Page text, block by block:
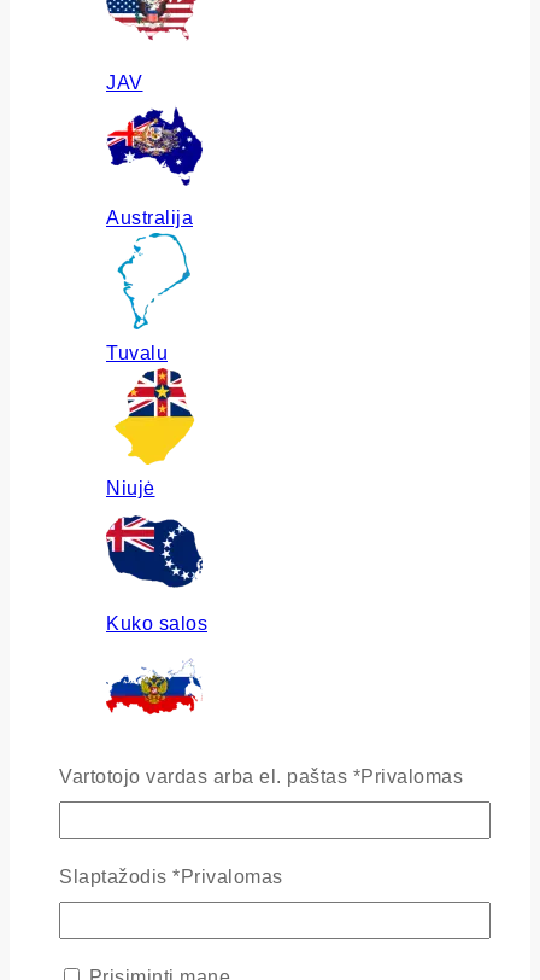
JAV
Australija
Tuvalu
Niujė
Kuko salos
Vartotojo vardas arba el. paštas *Privalomas
Slaptažodis *Privalomas